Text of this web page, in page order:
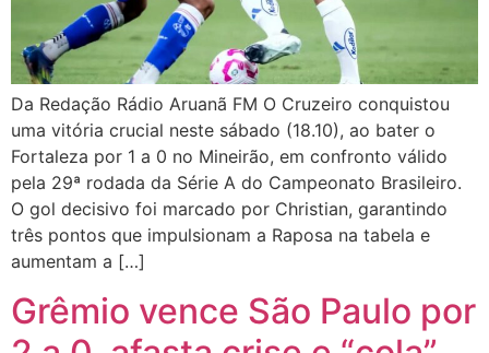
Da Redação Rádio Aruanã FM O Cruzeiro conquistou
uma vitória crucial neste sábado (18.10), ao bater o
Fortaleza por 1 a 0 no Mineirão, em confronto válido
pela 29ª rodada da Série A do Campeonato Brasileiro.
O gol decisivo foi marcado por Christian, garantindo
três pontos que impulsionam a Raposa na tabela e
aumentam a […]
Grêmio vence São Paulo por